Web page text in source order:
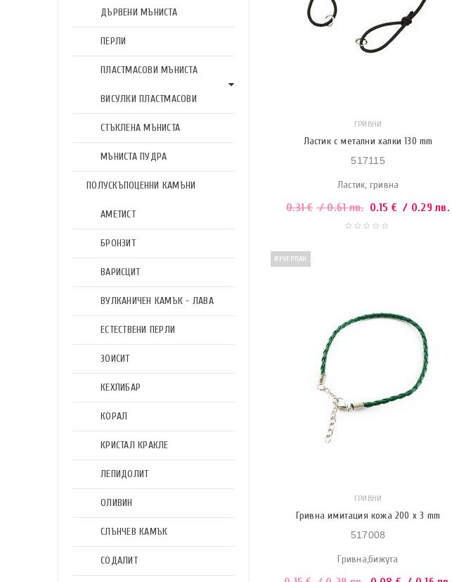
ДЪРВЕНИ МЪНИСТА
ПЕРЛИ
ПЛАСТМАСОВИ МЪНИСТА
ВИСУЛКИ ПЛАСТМАСОВИ
СТЪКЛЕНА МЪНИСТА
МЪНИСТА ПУДРА
ПОЛУСКЪПОЦЕННИ КАМЪНИ
АМЕТИСТ
БРОНЗИТ
ВАРИСЦИТ
ВУЛКАНИЧЕН КАМЪК - ЛАВА
ЕСТЕСТВЕНИ ПЕРЛИ
ЗОИСИТ
КЕХЛИБАР
КОРАЛ
КРИСТАЛ КРАКЛЕ
ЛЕПИДОЛИТ
ОЛИВИН
СЛЪНЧЕВ КАМЪК
СОДАЛИТ
ГРИВНИ
Ластик с метални халки 130 mm
517115
Ластик, гривна
0.31€ / 0.61 лв. 0.15 € / 0.29 лв.
ИЗЧЕРПАН
ГРИВНИ
Гривна имитация кожа 200 x 3 mm
517008
Гривна,бижута